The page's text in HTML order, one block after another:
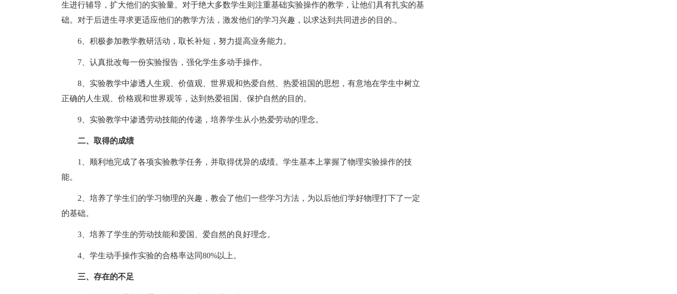
生进行辅导，扩大他们的实验量。对于绝大多数学生则注重基础实验操作的教学，让他们具有扎实的基
础。对于后进生寻求更适应他们的教学方法，激发他们的学习兴趣，以求达到共同进步的目的.。
6、积极参加教学教研活动，取长补短，努力提高业务能力。
7、认真批改每一份实验报告，强化学生多动手操作。
8、实验教学中渗透人生观、价值观、世界观和热爱自然、热爱祖国的思想，有意地在学生中树立
正确的人生观、价格观和世界观等，达到热爱祖国、保护自然的目的。
9、实验教学中渗透劳动技能的传递，培养学生从小热爱劳动的理念。
二、取得的成绩
1、顺利地完成了各项实验教学任务，并取得优异的成绩。学生基本上掌握了物理实验操作的技
能。
2、培养了学生们的学习物理的兴趣，教会了他们一些学习方法，为以后他们学好物理打下了一定
的基础。
3、培养了学生的劳动技能和爱国、爱自然的良好理念。
4、学生动手操作实验的合格率达同80%以上。
三、存在的不足